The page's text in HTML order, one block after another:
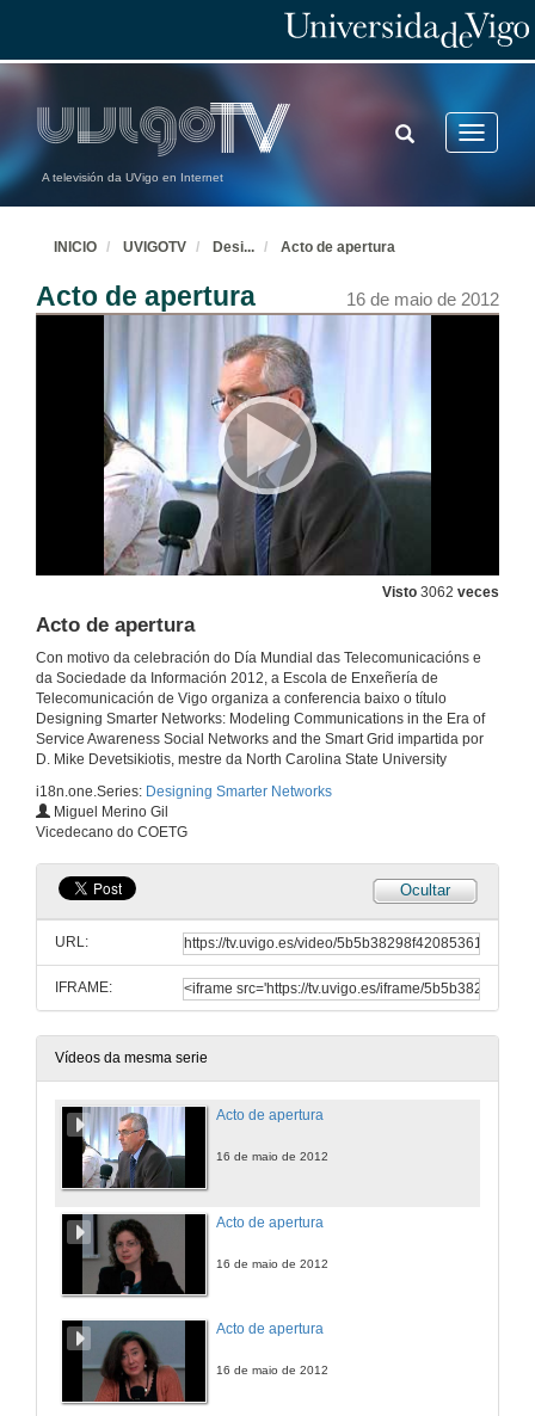
A televisión da UVigo en Internet
Toggle
TOGGLE
SEARCH
INICIO UVIGOTV Desi... Acto de apertura
Acto de apertura 16 de maio de 2012
Visto 3062 veces
Acto de apertura
Con motivo da celebración do Día Mundial das Telecomunicacións e
da Sociedade da Información 2012, a Escola de Enxeñería de
Telecomunicación de Vigo organiza a conferencia baixo o título
Designing Smarter Networks: Modeling Communications in the Era of
Service Awareness Social Networks and the Smart Grid impartida por
D. Mike Devetsikiotis, mestre da North Carolina State University
i18n.one.Series: Designing Smarter Networks
Miguel Merino Gil
Vicedecano do COETG
Ocultar
URL:
IFRAME:
Vídeos da mesma serie
Acto de apertura
16 de maio de 2012
Acto de apertura
16 de maio de 2012
Acto de apertura
16 de maio de 2012